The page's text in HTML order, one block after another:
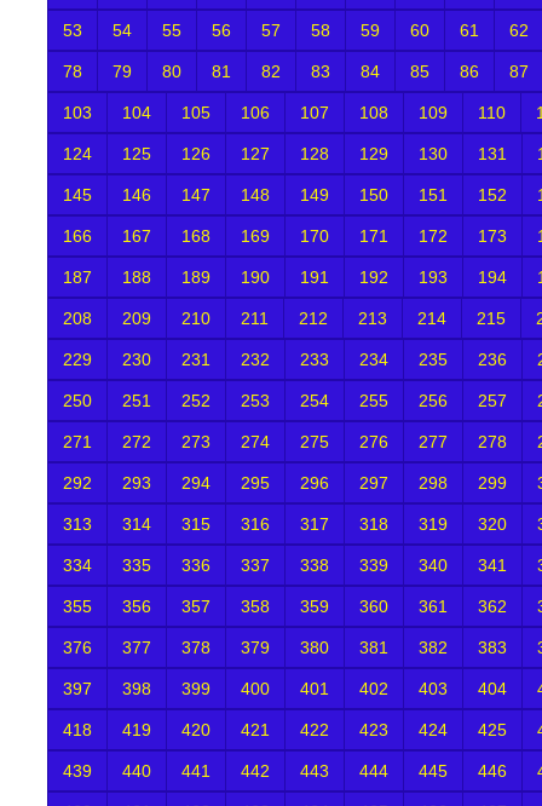
53 54 55 56 57 58 59 60 61 62
78 79 80 81 82 83 84 85 86 87
103 104 105 106 107 108 109 110
124 125 126 127 128 129 130 131
145 146 147 148 149 150 151 152
166 167 168 169 170 171 172 173
187 188 189 190 191 192 193 194
208 209 210 211 212 213 214 215
229 230 231 232 233 234 235 236
250 251 252 253 254 255 256 257
271 272 273 274 275 276 277 278
292 293 294 295 296 297 298 299
313 314 315 316 317 318 319 320
334 335 336 337 338 339 340 341
355 356 357 358 359 360 361 362
376 377 378 379 380 381 382 383
397 398 399 400 401 402 403 404
418 419 420 421 422 423 424 425
439 440 441 442 443 444 445 446